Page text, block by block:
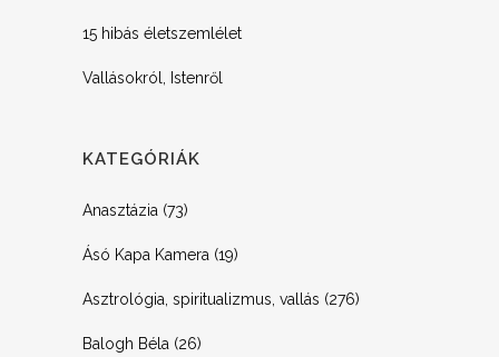
15 hibás életszemlélet
Vallásokról, Istenről
KATEGÓRIÁK
Anasztázia (73)
Ásó Kapa Kamera (19)
Asztrológia, spiritualizmus, vallás (276)
Balogh Béla (26)